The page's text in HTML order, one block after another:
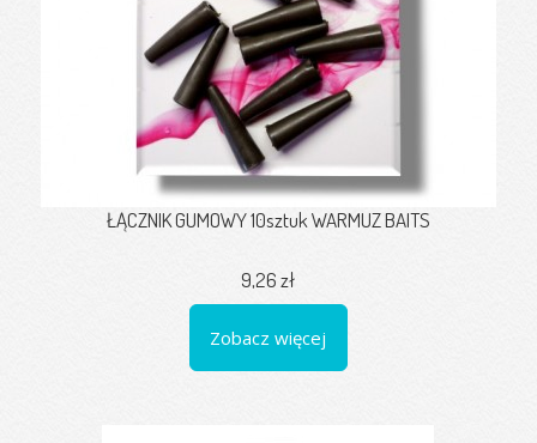
ŁĄCZNIK GUMOWY 10sztuk WARMUZ BAITS
9,26 zł
Zobacz więcej